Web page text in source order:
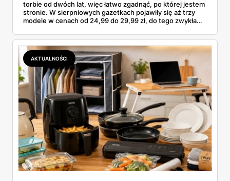
torbie od dwóch lat, więc łatwo zgadnąć, po której jestem
stronie. W sierpniowych gazetkach pojawiły się aż trzy
modele w cenach od 24,99 do 29,99 zł, do tego zwykła
wszystkie oferty i policzyłam, kiedy taki zakup faktycznie
się opłaca.
AKTUALNOŚCI